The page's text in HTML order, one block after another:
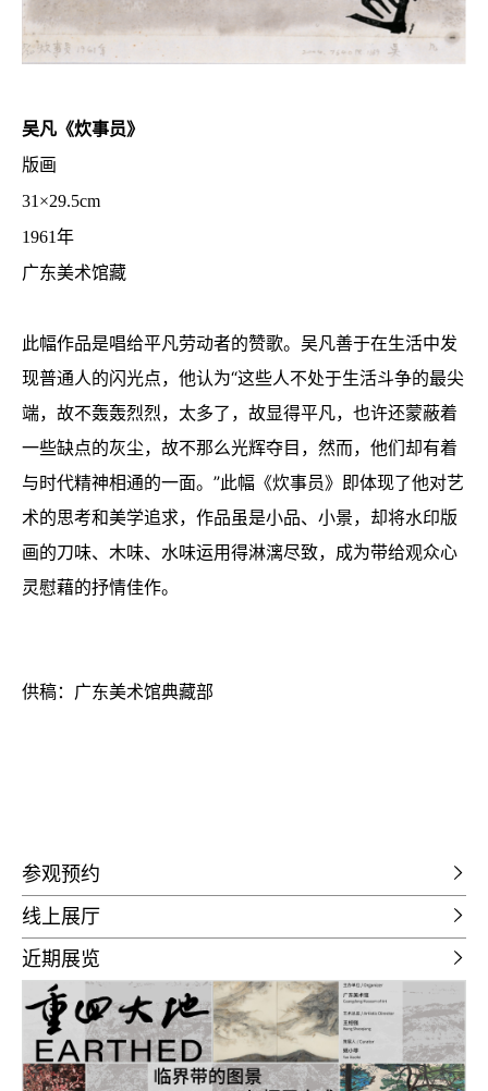
吴凡《炊事员》
版画
31×29.5cm
1961年
广东美术馆藏
此幅作品是唱给平凡劳动者的赞歌。吴凡善于在生活中发
现普通人的闪光点，他认为“这些人不处于生活斗争的最尖
端，故不轰轰烈烈，太多了，故显得平凡，也许还蒙蔽着
一些缺点的灰尘，故不那么光辉夺目，然而，他们却有着
与时代精神相通的一面。”此幅《炊事员》即体现了他对艺
术的思考和美学追求，作品虽是小品、小景，却将水印版
画的刀味、木味、水味运用得淋漓尽致，成为带给观众心
灵慰藉的抒情佳作。
供稿： 广东美术馆典藏部
参观预约
线上展厅
近期展览